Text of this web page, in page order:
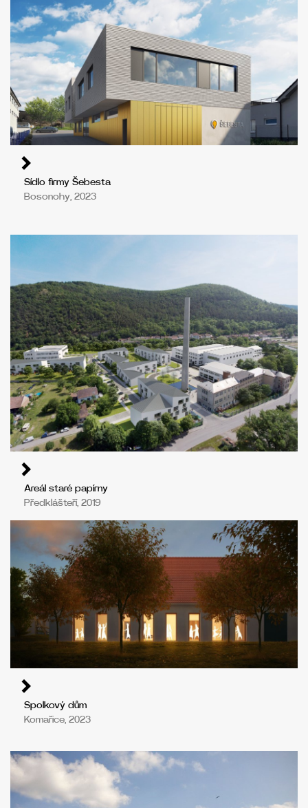
Sídlo firmy Šebesta
Bosonohy, 2023
Areál staré papírny
Předklášteří, 2019
Spolkový dům
Komařice, 2023